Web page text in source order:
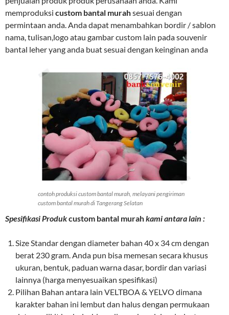
memproduksi custom bantal murahsesuai dengan
permintaan anda. Anda dapat menambahkan bordir / sablon
nama, tulisan,logo atau gambar custom lain pada souvenir
bantal leher yang anda buat sesuai dengan keinginan anda
contoh produksi custom bantal murah, melayani pengiriman
custom bantal murah di Tangerang Selatan
Spesifikasi Produkcustom bantal murahkami antara lain :
Size Standar dengan diameter bahan 40 x 34 cm dengan
berat 230 gram. Anda pun bisa memesan secara khusus
ukuran, bentuk, paduan warna dasar, bordir dan variasi
lainnya (harga menyesuaikan spesifikasi)
Pilihan Bahan antara lain VELTBOA & YELVO dimana
karakter bahan ini lembut dan halus dengan permukaan